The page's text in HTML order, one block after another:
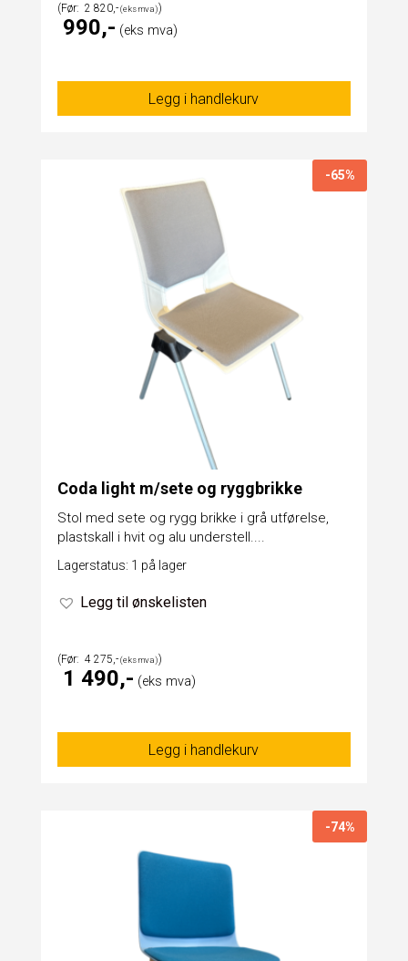
2 820
990
Legg i handlekurv
-65%
Coda light m/sete og ryggbrikke
Stol med sete og rygg brikke i grå utførelse,
plastskall i hvit og alu understell....
Lagerstatus: 1 på lager
Legg til ønskelisten
4 275
1 490
Legg i handlekurv
-74%